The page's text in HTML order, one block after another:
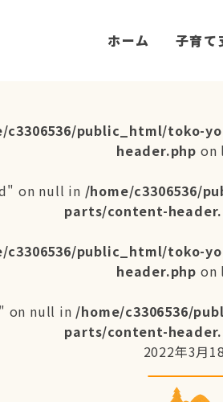
ホーム 子育て
c3306536/public_html/toko-
header.php on
on null in /home/c3306536/
parts/content-
c3306536/public_html/toko-
header.php on
on null in /home/c3306536/
parts/content-
2022年3月